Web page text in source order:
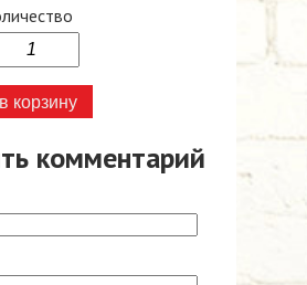
комментарий